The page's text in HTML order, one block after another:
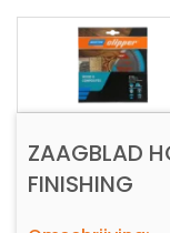
ZAAGBLAD
FINISHING